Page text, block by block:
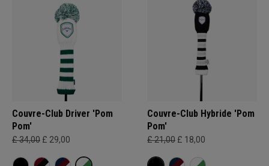
Couvre-Club Driver 'Pom
Pom'
£ 34,00 £ 29,00
Couvre-Club Hybride 'Pom
Pom'
£ 21,00 £ 18,00